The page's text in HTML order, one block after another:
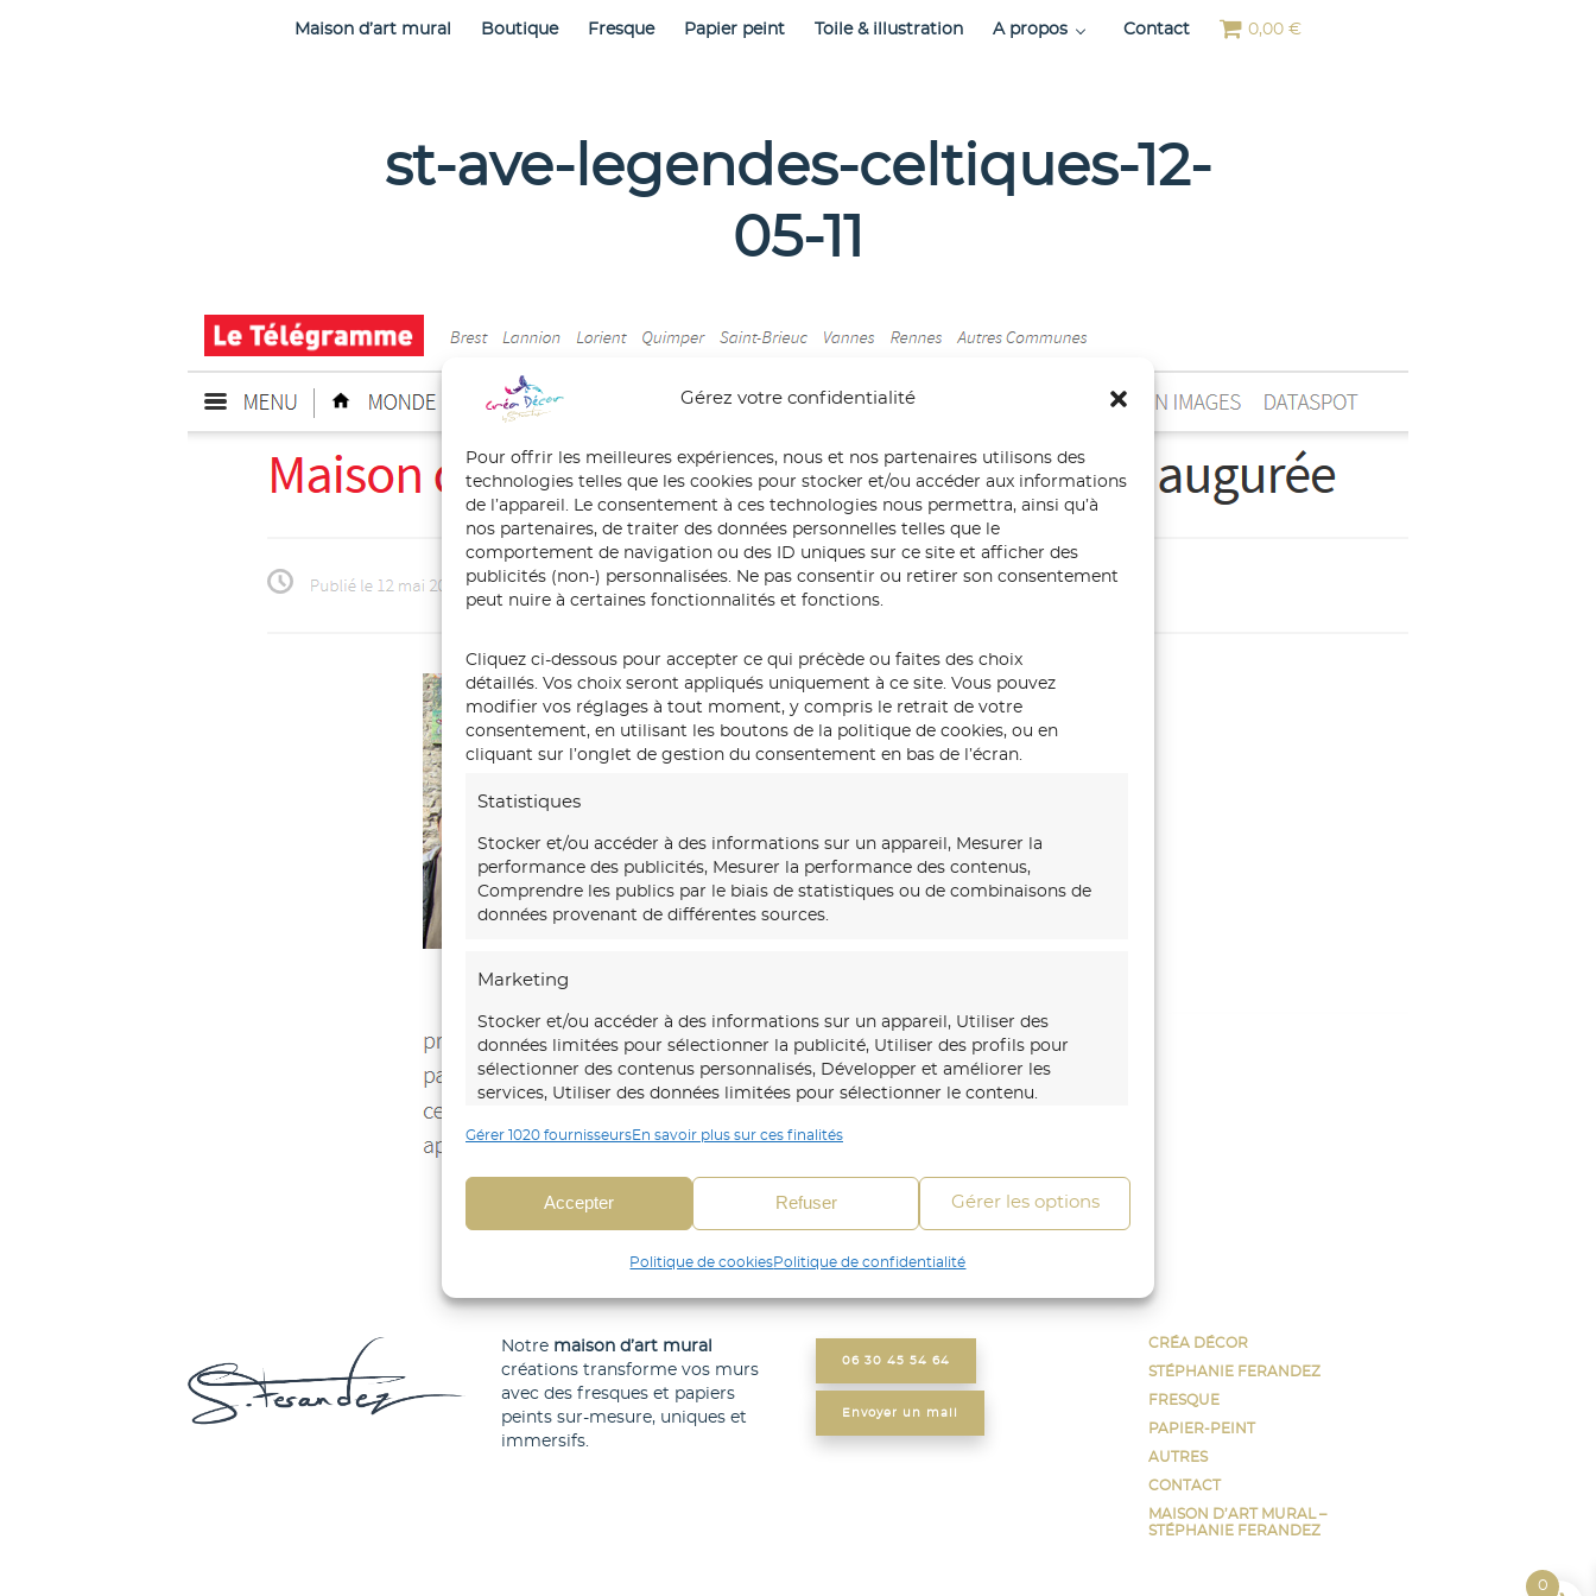
Gérez votre confidentialité
Pour offrir les meilleures expériences, nous et nos partenaires utilisons des
technologies telles que les cookies pour stocker et/ou accéder aux informations
de l’appareil. Le consentement à ces technologies nous permettra, ainsi qu’à
nos partenaires, de traiter des données personnelles telles que le
comportement de navigation ou des ID uniques sur ce site et afficher des
publicités (non-) personnalisées. Ne pas consentir ou retirer son consentement
peut nuire à certaines fonctionnalités et fonctions.
Cliquez ci-dessous pour accepter ce qui précède ou faites des choix
détaillés. Vos choix seront appliqués uniquement à ce site. Vous pouvez
modifier vos réglages à tout moment, y compris le retrait de votre
consentement, en utilisant les boutons de la politique de cookies, ou en
cliquant sur l’onglet de gestion du consentement en bas de l’écran.
Statistiques
Stocker et/ou accéder à des informations sur un appareil, Mesurer la
performance des publicités, Mesurer la performance des contenus,
Comprendre les publics par le biais de statistiques ou de combinaisons de
données provenant de différentes sources.
Marketing
Stocker et/ou accéder à des informations sur un appareil, Utiliser des
données limitées pour sélectionner la publicité, Utiliser des profils pour
sélectionner des contenus personnalisés, Développer et améliorer les
services, Utiliser des données limitées pour sélectionner le contenu.
Mettre en correspondance et combiner des données à partir
d’autres sources de données, Relier différents appareils,
transmises automatiquement.
Identifier les appareils à partir des informations demandées
explicitement.
Assurer la sécurité, prévenir et détecter la fraude et
Gérer 1020 fournisseursEn savoir plus sur ces finalités
Accepter Refuser Gérer les options
Politique de cookiesPolitique de confidentialité
Maison d’art mural Boutique Fresque Papier peint Toile & illustration A propos Contact 0,00 €
st-ave-legendes-celtiques-12-
05-11
Notre maison d’art mural
créations transforme vos murs
avec des fresques et papiers
peints sur-mesure, uniques et
immersifs.
06 30 45 54 64
Envoyer un mail
CRÉA DÉCOR
STÉPHANIE FERANDEZ
FRESQUE
PAPIER-PEINT
AUTRES
CONTACT
MAISON D’ART MURAL –
STÉPHANIE FERANDEZ
0